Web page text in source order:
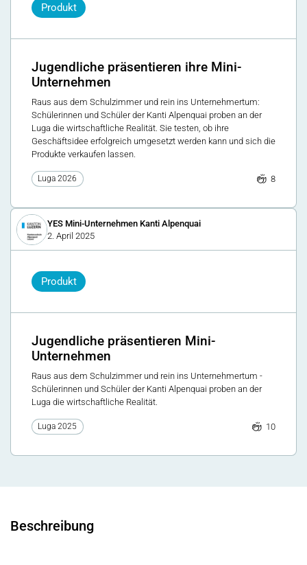
Produkt
Jugendliche präsentieren ihre Mini-
Unternehmen
Raus aus dem Schulzimmer und rein ins Unternehmertum:
Schülerinnen und Schüler der Kanti Alpenquai proben an der
Luga die wirtschaftliche Realität. Sie testen, ob ihre
Geschäftsidee erfolgreich umgesetzt werden kann und sich die
Produkte verkaufen lassen.
Luga 2026 8
YES Mini-Unternehmen Kanti Alpenquai
2. April 2025
Produkt
Jugendliche präsentieren Mini-
Unternehmen
Raus aus dem Schulzimmer und rein ins Unternehmertum -
Schülerinnen und Schüler der Kanti Alpenquai proben an der
Luga die wirtschaftliche Realität.
Luga 2025 10
Beschreibung